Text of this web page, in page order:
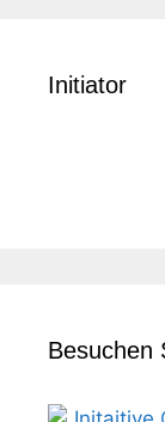
Initiator
Besuchen